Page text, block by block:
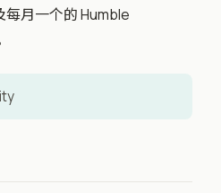
月一个的 Humble